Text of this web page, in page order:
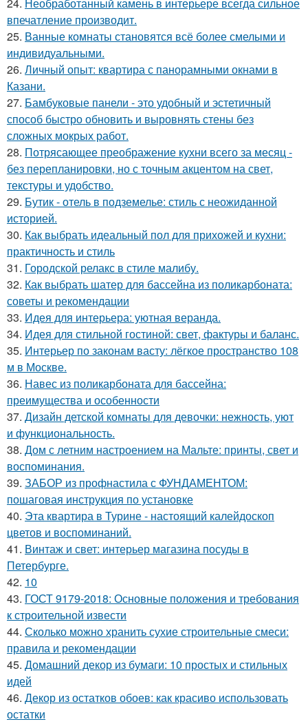
24. Необработанный камень в интерьере всегда сильное
впечатление производит.
25. Ванные комнаты становятся всё более смелыми и
индивидуальными.
26. Личный опыт: квартира с панорамными окнами в
Казани.
27. Бамбуковые панели - это удобный и эстетичный
способ быстро обновить и выровнять стены без
сложных мокрых работ.
28. Потрясающее преображение кухни всего за месяц -
без перепланировки, но с точным акцентом на свет,
текстуры и удобство.
29. Бутик - отель в подземелье: стиль с неожиданной
историей.
30. Как выбрать идеальный пол для прихожей и кухни:
практичность и стиль
31. Городской релакс в стиле малибу.
32. Как выбрать шатер для бассейна из поликарбоната:
советы и рекомендации
33. Идея для интерьера: уютная веранда.
34. Идея для стильной гостиной: свет, фактуры и баланс.
35. Интерьер по законам васту: лёгкое пространство 108
м в Москве.
36. Навес из поликарбоната для бассейна:
преимущества и особенности
37. Дизайн детской комнаты для девочки: нежность, уют
и функциональность.
38. Дом с летним настроением на Мальте: принты, свет и
воспоминания.
39. ЗАБОР из профнастила с ФУНДАМЕНТОМ:
пошаговая инструкция по установке
40. Эта квартира в Турине - настоящий калейдоскоп
цветов и воспоминаний.
41. Винтаж и свет: интерьер магазина посуды в
Петербурге.
42. 10
43. ГОСТ 9179-2018: Основные положения и требования
к строительной извести
44. Сколько можно хранить сухие строительные смеси:
правила и рекомендации
45. Домашний декор из бумаги: 10 простых и стильных
идей
46. Декор из остатков обоев: как красиво использовать
остатки